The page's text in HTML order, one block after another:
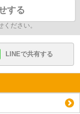
する
ださい。
LINEで共有する